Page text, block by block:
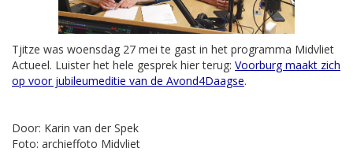
Tjitze was woensdag 27 mei te gast in het programma Midvliet
Actueel. Luister het hele gesprek hier terug: Voorburg maakt zich
op voor jubileumeditie van de Avond4Daagse.
Door: Karin van der Spek
Foto: archieffoto Midvliet